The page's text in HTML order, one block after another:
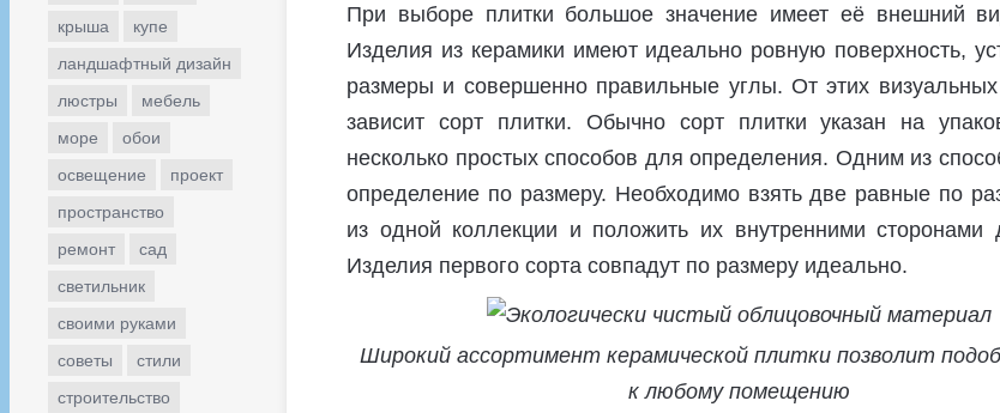
крыша
купе
ландшафтный дизайн
люстры
мебель
море
обои
освещение
проект
пространство
ремонт
сад
светильник
своими руками
советы
стили
строительство
При выборе плитки большое значение имеет её внешний
Изделия из керамики имеют идеально ровную поверхность,
размеры и совершенно правильные углы. От этих визуальных
зависит сорт плитки. Обычно сорт плитки указан на
несколько простых способов для определения. Одним из
определение по размеру. Необходимо взять две равные по
из одной коллекции и положить их внутренними сторонами
Изделия первого сорта совпадут по размеру идеально.
Широкий ассортимент керамической плитки позволит
к любому помещению